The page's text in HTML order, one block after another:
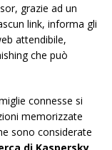
grazie ad un
link, informa gli
attendibile,
che può
connesse si
memorizzate
sono considerate